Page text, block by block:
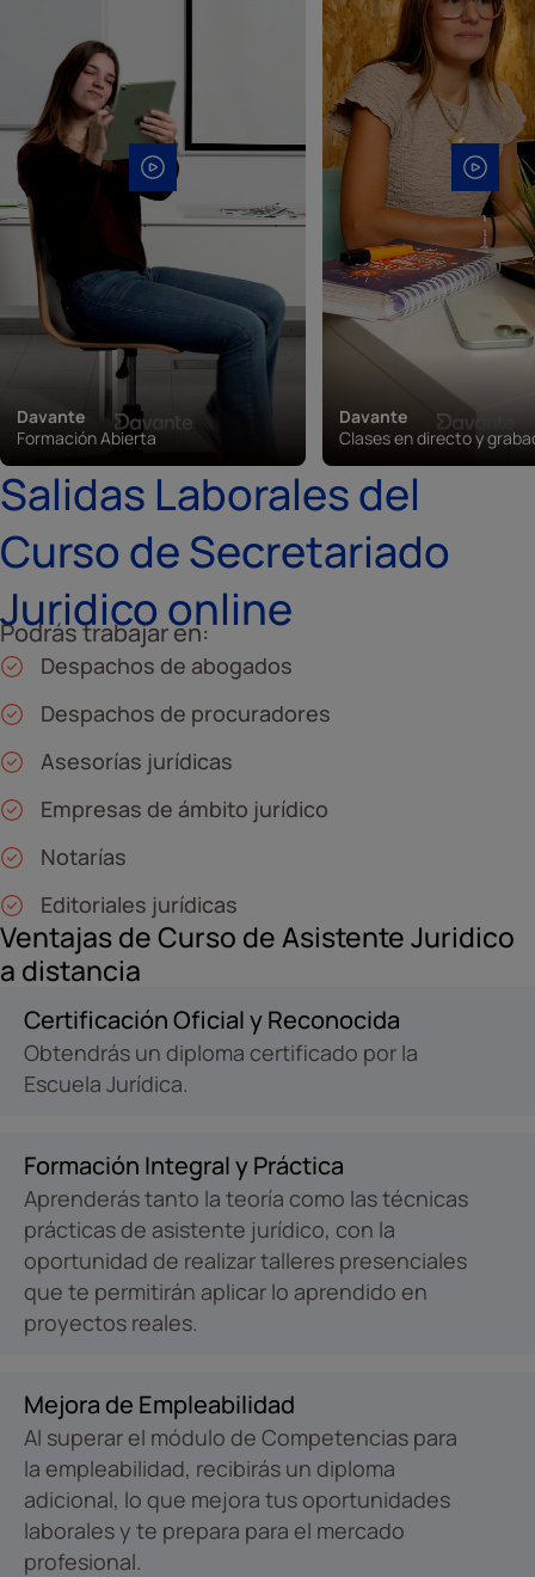
Davante
Formación Abierta
Davante
Clases en directo y
Salidas Laborales del
Curso de Secretariado
Juridico online
Podrás trabajar en:
Despachos de abogados
Despachos de procuradores
Asesorías jurídicas
Empresas de ámbito jurídico
Notarías
Editoriales jurídicas
Ventajas de Curso de Asistente Juridico
a distancia
Certificación Oficial y Reconocida
Obtendrás un diploma certificado por la
Escuela Jurídica.
Formación Integral y Práctica
Aprenderás tanto la teoría como las técnicas
prácticas de asistente jurídico, con la
oportunidad de realizar talleres presenciales
que te permitirán aplicar lo aprendido en
proyectos reales.
Mejora de Empleabilidad
Al superar el módulo de Competencias para
la empleabilidad, recibirás un diploma
adicional, lo que mejora tus oportunidades
laborales y te prepara para el mercado
profesional.